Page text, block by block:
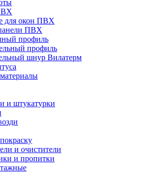
для окон ПВХ
ПВХ
профиль
профиль
шнур Вилатерм
и штукатурки
и очистители
и пропитки